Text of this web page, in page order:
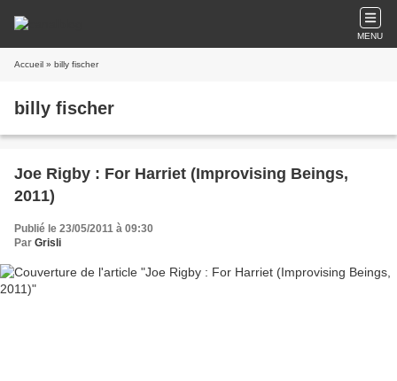
MENU
Accueil » billy fischer
billy fischer
Joe Rigby : For Harriet (Improvising Beings,
2011)
Publié le 23/05/2011 à 09:30
Par Grisli